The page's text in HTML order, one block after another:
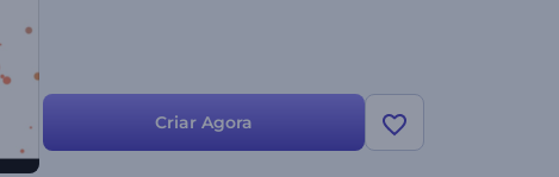
Criar Agora